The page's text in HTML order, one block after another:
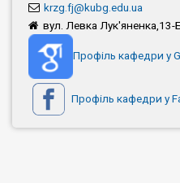
krzg.fj@kubg.edu.ua
вул. Левка Лук'яненка,13-
Профіль кафедри у
Профіль кафедри у